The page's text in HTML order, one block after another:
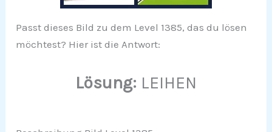
Passt dieses Bild zu dem Level 1385, das du lösen
möchtest? Hier ist die Antwort:
Lösung: LEIHEN